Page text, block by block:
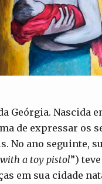
Geórgia. Nascida
de expressar os
No ano seguinte,
a toy pistol”)
em sua cidade